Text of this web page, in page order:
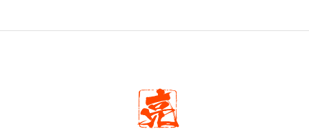
ー 波
に
つ
い
て
買
ら
か
ら